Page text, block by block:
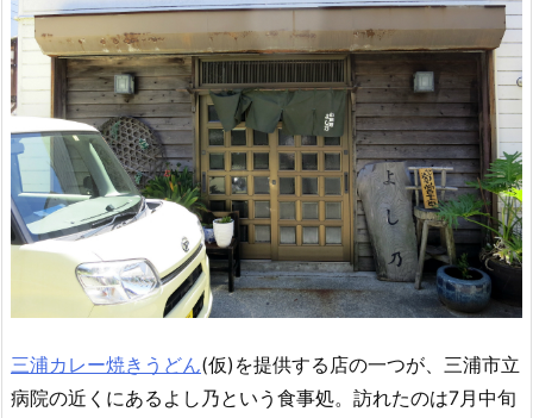
三浦カレー焼きうどん(仮)を提供する店の一つが、三浦市立
病院の近くにあるよし乃という食事処。訪れたのは7月中旬